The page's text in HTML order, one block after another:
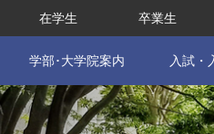
在学生 卒業生
学部･大学院案内 入試・